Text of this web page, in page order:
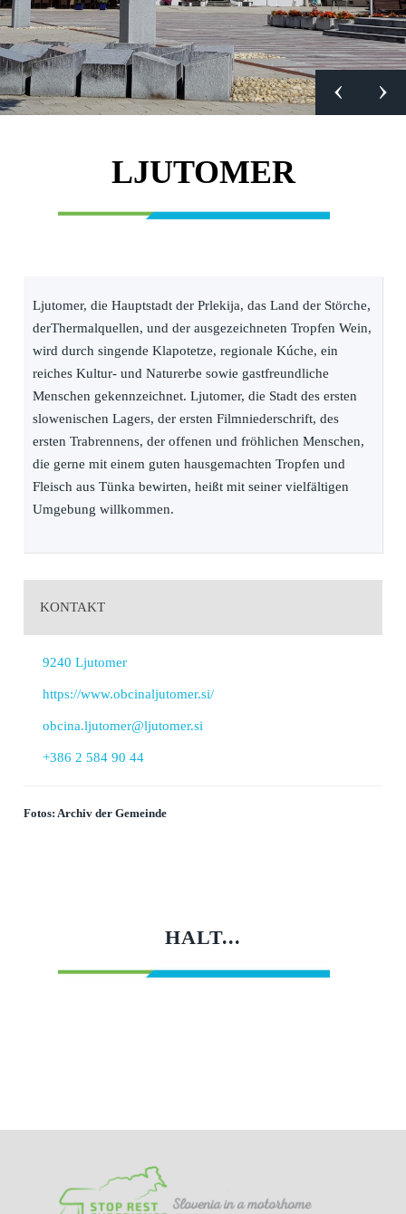
LJUTOMER
Ljutomer, die Hauptstadt der Prlekija, das Land der Störche,
derThermalquellen, und der ausgezeichneten Tropfen Wein,
wird durch singende Klapotetze, regionale Kúche, ein
reiches Kultur- und Naturerbe sowie gastfreundliche
Menschen gekennzeichnet. Ljutomer, die Stadt des ersten
slowenischen Lagers, der ersten Filmniederschrift, des
ersten Trabrennens, der offenen und fröhlichen Menschen,
die gerne mit einem guten hausgemachten Tropfen und
Fleisch aus Tünka bewirten, heißt mit seiner vielfältigen
Umgebung willkommen.
KONTAKT
9240 Ljutomer
https://www.obcinaljutomer.si/
obcina.ljutomer@ljutomer.si
+386 2 584 90 44
Fotos: Archiv der Gemeinde
HALT...